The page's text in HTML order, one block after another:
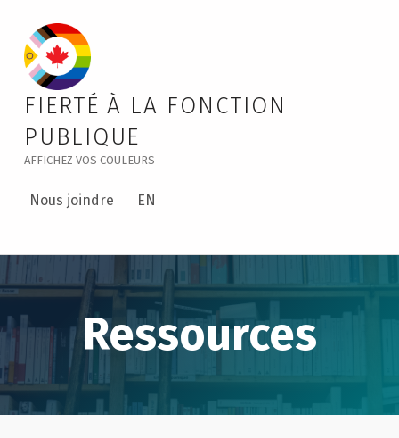
Learn About Pronouns – Public Service Pride
FIERTÉ À LA FONCTION
PUBLIQUE
AFFICHEZ VOS COULEURS
Nous joindre EN
Ressources